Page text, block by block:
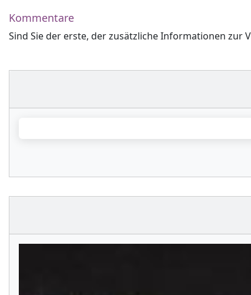
Kommentare
Sind Sie der erste, der zusätzliche Informationen zur